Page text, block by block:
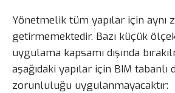
Yönetmelik tüm yapılar için aynı
getirmemektedir. Bazı küçük
uygulama kapsamı dışında
aşağıdaki yapılar için BIM
zorunluluğu uygulanmayacaktır: